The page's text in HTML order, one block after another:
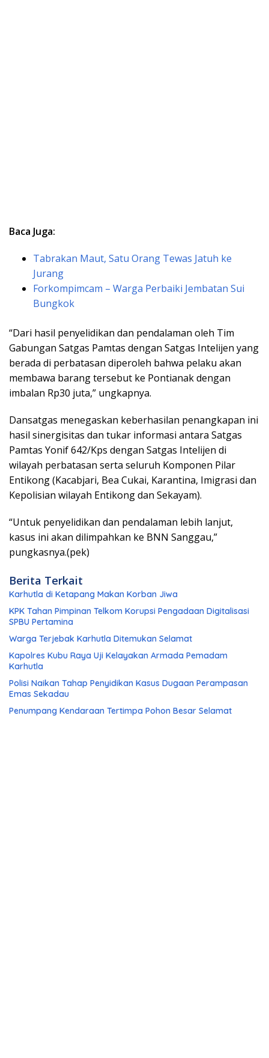
Baca Juga:
Tabrakan Maut, Satu Orang Tewas Jatuh ke
Jurang
Forkompimcam – Warga Perbaiki Jembatan Sui
Bungkok
“Dari hasil penyelidikan dan pendalaman oleh Tim
Gabungan Satgas Pamtas dengan Satgas Intelijen yang
berada di perbatasan diperoleh bahwa pelaku akan
membawa barang tersebut ke Pontianak dengan
imbalan Rp30 juta,” ungkapnya.
Dansatgas menegaskan keberhasilan penangkapan ini
hasil sinergisitas dan tukar informasi antara Satgas
Pamtas Yonif 642/Kps dengan Satgas Intelijen di
wilayah perbatasan serta seluruh Komponen Pilar
Entikong (Kacabjari, Bea Cukai, Karantina, Imigrasi dan
Kepolisian wilayah Entikong dan Sekayam).
“Untuk penyelidikan dan pendalaman lebih lanjut,
kasus ini akan dilimpahkan ke BNN Sanggau,”
pungkasnya.(pek)
Berita Terkait
Karhutla di Ketapang Makan Korban Jiwa
KPK Tahan Pimpinan Telkom Korupsi Pengadaan Digitalisasi
SPBU Pertamina
Warga Terjebak Karhutla Ditemukan Selamat
Kapolres Kubu Raya Uji Kelayakan Armada Pemadam
Karhutla
Polisi Naikan Tahap Penyidikan Kasus Dugaan Perampasan
Emas Sekadau
Penumpang Kendaraan Tertimpa Pohon Besar Selamat